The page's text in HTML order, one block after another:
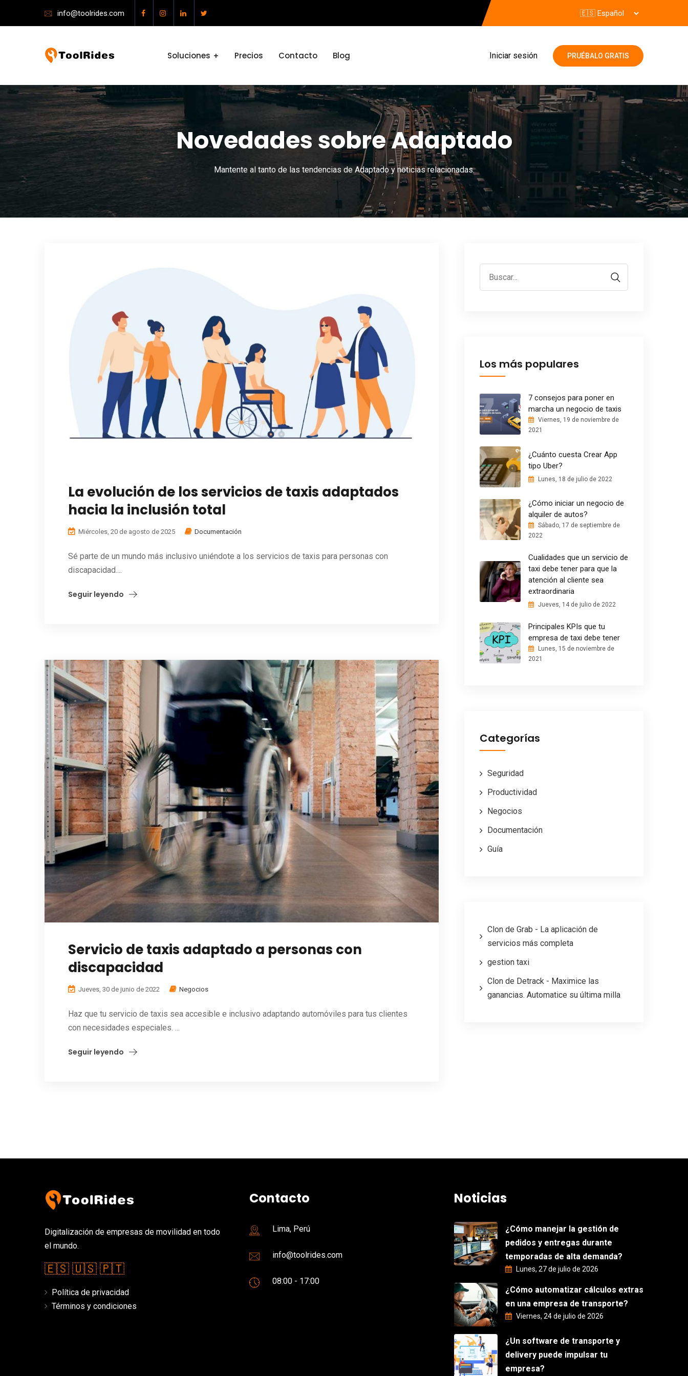
info@toolrides.com
Soluciones Precios Contacto Blog Iniciar sesión PRUÉBALO GRATIS
Novedades sobre Adaptado
Mantente al tanto de las tendencias de Adaptado y noticias relacionadas.
La evolución de los servicios de taxis adaptados
hacia la inclusión total
Miércoles, 20 de agosto de 2025 Documentación
Sé parte de un mundo más inclusivo uniéndote a los servicios de taxis para personas con
discapacidad....
Seguir leyendo
Servicio de taxis adaptado a personas con
discapacidad
Jueves, 30 de junio de 2022 Negocios
Haz que tu servicio de taxis sea accesible e inclusivo adaptando automóviles para tus clientes
con necesidades especiales. ...
Seguir leyendo
Los más populares
7 consejos para poner en
marcha un negocio de taxis
Viernes, 19 de noviembre de
2021
¿Cuánto cuesta Crear App
tipo Uber?
Lunes, 18 de julio de 2022
¿Cómo iniciar un negocio de
alquiler de autos?
Sábado, 17 de septiembre de
2022
Cualidades que un servicio de
taxi debe tener para que la
atención al cliente sea
extraordinaria
Jueves, 14 de julio de 2022
Principales KPIs que tu
empresa de taxi debe tener
Lunes, 15 de noviembre de
2021
Categorías
Seguridad
Productividad
Negocios
Documentación
Guía
Clon de Grab - La aplicación de
servicios más completa
gestion taxi
Clon de Detrack - Maximice las
ganancias. Automatice su última milla
Digitalización de empresas de movilidad en todo
el mundo.
🇪🇸 🇺🇸 🇵🇹
Política de privacidad
Términos y condiciones
Contacto
Lima, Perú
info@toolrides.com
08:00 - 17:00
Noticias
¿Cómo manejar la gestión de
pedidos y entregas durante
temporadas de alta demanda?
Lunes, 27 de julio de 2026
¿Cómo automatizar cálculos extras
en una empresa de transporte?
Viernes, 24 de julio de 2026
¿Un software de transporte y
delivery puede impulsar tu
empresa?